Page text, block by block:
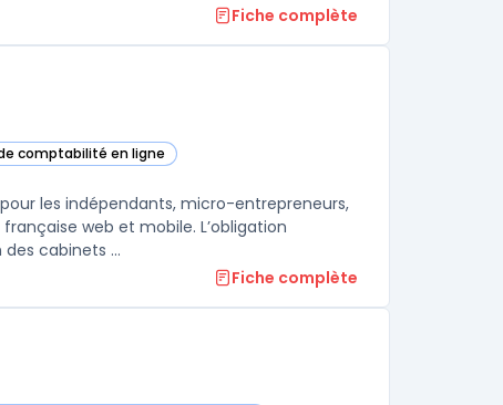
Fiche complète
comptabilité en ligne
dans cette catégorie
les indépendants, micro-entrepreneurs,
web et mobile. L’obligation
cabinets ...
Fiche complète